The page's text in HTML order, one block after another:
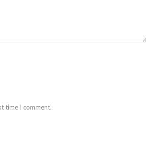
time I comment.